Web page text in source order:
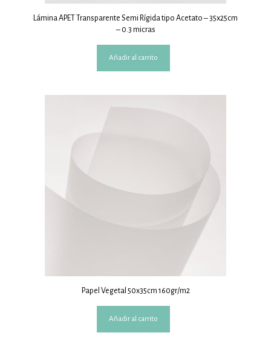
Lámina APET Transparente Semi Rígida tipo Acetato – 35x25cm
– 0.3 micras
Añadir al carrito
Papel Vegetal 50x35cm 160gr/m2
Añadir al carrito